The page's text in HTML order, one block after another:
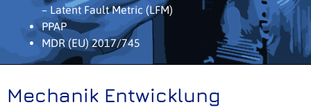
– Latent Fault Metric (LFM)
PPAP
MDR (EU) 2017/745
Mechanik Entwicklung